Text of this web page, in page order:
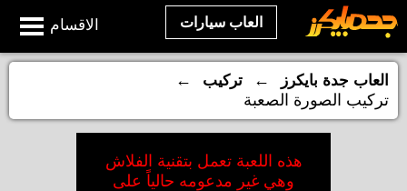
الاقسام العاب سيارات
العاب جدة بايكرز ← تركيب
←
تركيب الصورة الصعبة
هذه اللعبة تعمل بتقنية الفلاش
وهي غير مدعومه حالياً على